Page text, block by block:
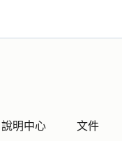
說明中心 文件